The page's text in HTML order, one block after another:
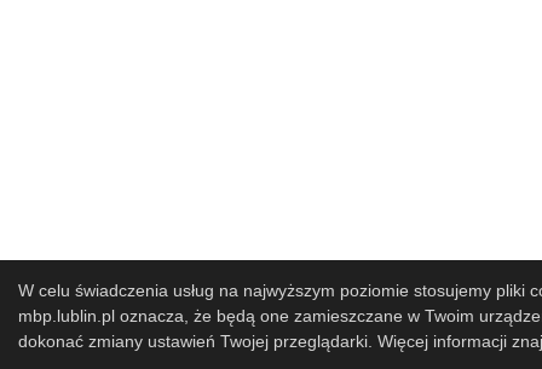
W celu świadczenia usług na najwyższym poziomie stosujemy pliki
mbp.lublin.pl oznacza, że będą one zamieszczane w Twoim
dokonać zmiany ustawień Twojej przeglądarki. Więcej informacji